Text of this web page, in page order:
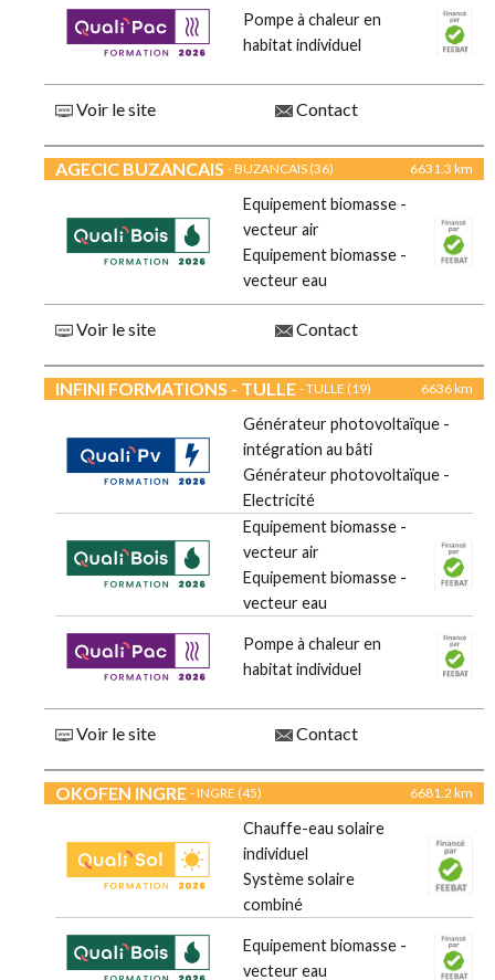
Pompe à chaleur en
habitat individuel
Voir le site Contact
AGECIC BUZANCAIS - BUZANCAIS (36) 6631.3 km
Equipement biomasse -
vecteur air
Equipement biomasse -
vecteur eau
Voir le site Contact
INFINI FORMATIONS - TULLE - TULLE (19) 6636 km
Générateur photovoltaïque -
intégration au bâti
Générateur photovoltaïque -
Electricité
Equipement biomasse -
vecteur air
Equipement biomasse -
vecteur eau
Pompe à chaleur en
habitat individuel
Voir le site Contact
OKOFEN INGRE - INGRE (45) 6681.2 km
Chauffe-eau solaire
individuel
Système solaire
combiné
Equipement biomasse -
vecteur eau